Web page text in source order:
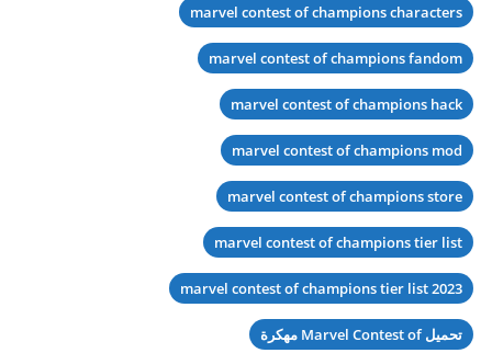
marvel contest of champions characters
marvel contest of champions fandom
marvel contest of champions hack
marvel contest of champions mod
marvel contest of champions store
marvel contest of champions tier list
marvel contest of champions tier list 2023
تحميل Marvel Contest of مهكرة